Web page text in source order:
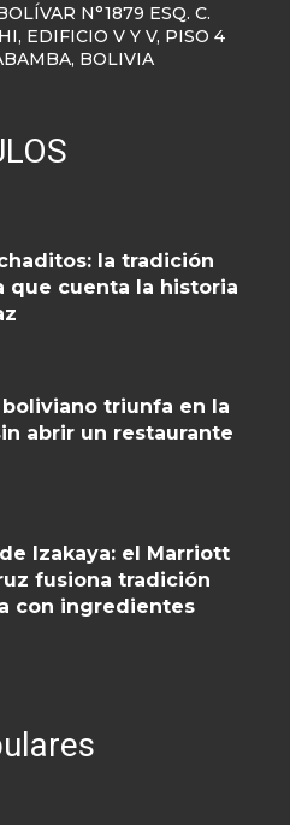
N°1879 ESQ. C.
EDIFICIO V Y V, PISO 4
BOLIVIA
la tradición
que cuenta la historia
triunfa en la
abrir un restaurante
Izakaya: el Marriott
fusiona tradición
con ingredientes